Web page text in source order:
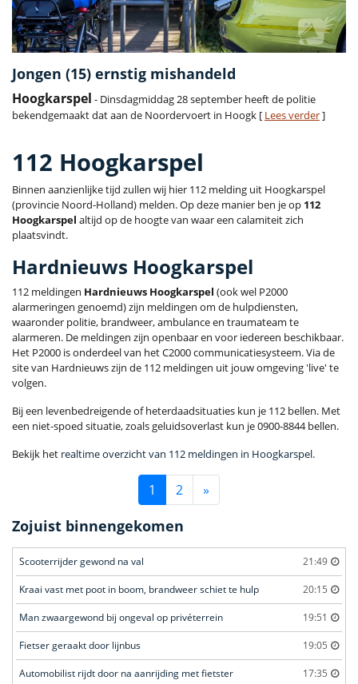
Jongen (15) ernstig mishandeld
Hoogkarspel - Dinsdagmiddag 28 september heeft de politie
bekendgemaakt dat aan de Noordervoert in Hoogk [ Lees verder]
112 Hoogkarspel
Binnen aanzienlijke tijd zullen wij hier 112 melding uit Hoogkarspel
(provincie Noord-Holland) melden. Op deze manier ben je op 112
Hoogkarspel altijd op de hoogte van waar een calamiteit zich
plaatsvindt.
Hardnieuws Hoogkarspel
112 meldingen Hardnieuws Hoogkarspel (ook wel P2000
alarmeringen genoemd) zijn meldingen om de hulpdiensten,
waaronder politie, brandweer, ambulance en traumateam te
alarmeren. De meldingen zijn openbaar en voor iedereen beschikbaar.
Het P2000 is onderdeel van het C2000 communicatiesysteem. Via de
site van Hardnieuws zijn de 112 meldingen uit jouw omgeving 'live' te
volgen.
Bij een levenbedreigende of heterdaadsituaties kun je 112 bellen. Met
een niet-spoed situatie, zoals geluidsoverlast kun je 0900-8844 bellen.
Bekijk het realtime overzicht van 112 meldingen in Hoogkarspel.
1 2 »
Zojuist binnengekomen
Scooterrijder gewond na val 21:49
Kraai vast met poot in boom, brandweer schiet te hulp 20:15
Man zwaargewond bij ongeval op privéterrein 19:51
Fietser geraakt door lijnbus 19:05
Automobilist rijdt door na aanrijding met fietster 17:35